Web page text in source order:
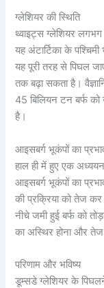
ग्लेशियर की स्थिति
थ्वाइट्स ग्लेशियर
यह अंटार्टिका के
यह पूरी तरह से पिघल
तक बढ़ा सकता है।
45 बिलियन टन बर्फ
है।
आइसबर्ग भूकंपों का
हाल ही में हुए एक
आइसबर्ग भूकंपों का
की प्रक्रिया को तेज कर
नीचे जमी हुई बर्फ को
का अस्थिर होना और तेज
परिणाम और भविष्य
डूम्सडे ग्लेशियर के